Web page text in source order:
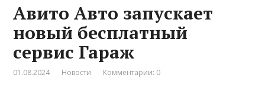
Авито Авто запускает
новый бесплатный
сервис Гараж
01.08.2024 Новости Комментарии: 0